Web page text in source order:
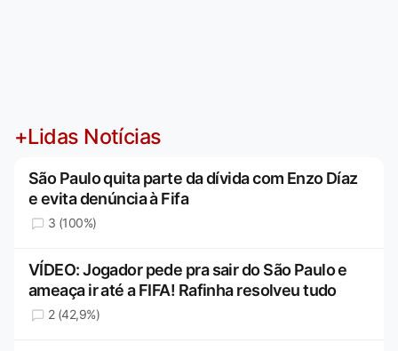
+Lidas Notícias
São Paulo quita parte da dívida com Enzo Díaz
e evita denúncia à Fifa
3 (100%)
VÍDEO: Jogador pede pra sair do São Paulo e
ameaça ir até a FIFA! Rafinha resolveu tudo
2 (42,9%)